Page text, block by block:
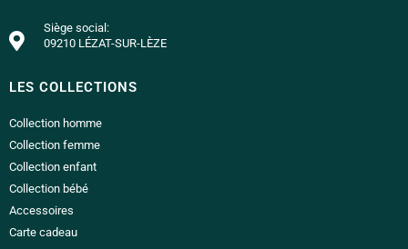
Siège social:
09210 LÉZAT-SUR-LÈZE
LES COLLECTIONS
Collection homme
Collection femme
Collection enfant
Collection bébé
Accessoires
Carte cadeau